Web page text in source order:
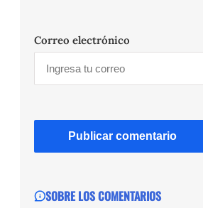
Correo electrónico
SOBRE LOS COMENTARIOS